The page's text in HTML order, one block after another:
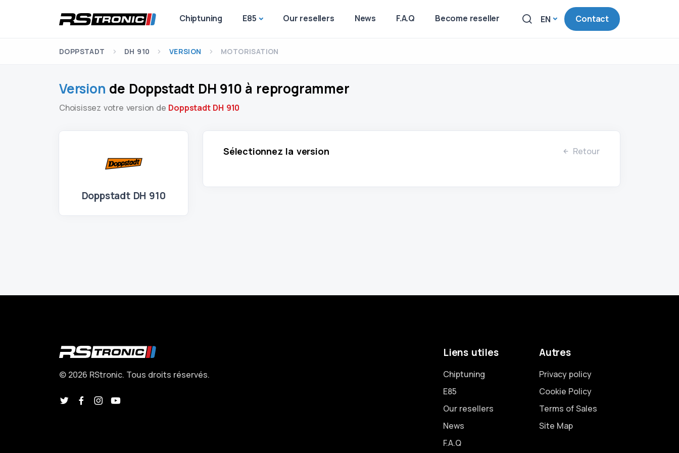
Chiptuning E85 Our resellers News F.A.Q Become reseller EN Contact
DOPPSTADT DH 910 VERSION MOTORISATION
Version de Doppstadt DH 910 à reprogrammer
Choisissez votre version de Doppstadt DH 910
Doppstadt DH 910
Sélectionnez la version Retour
© 2026 RStronic. Tous droits réservés.
Liens utiles
Chiptuning
E85
Our resellers
News
F.A.Q
Autres
Privacy policy
Cookie Policy
Terms of Sales
Site Map